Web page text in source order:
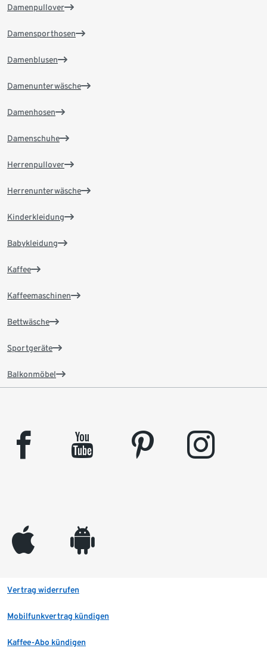
Damenpullover
Damensporthosen
Damenblusen
Damenunterwäsche
Damenhosen
Damenschuhe
Herrenpullover
Herrenunterwäsche
Kinderkleidung
Babykleidung
Kaffee
Kaffeemaschinen
Bettwäsche
Sportgeräte
Balkonmöbel
facebook youtube pinterest instagram
appleinc android
Vertrag widerrufen
Mobilfunkvertrag kündigen
Kaffee-Abo kündigen